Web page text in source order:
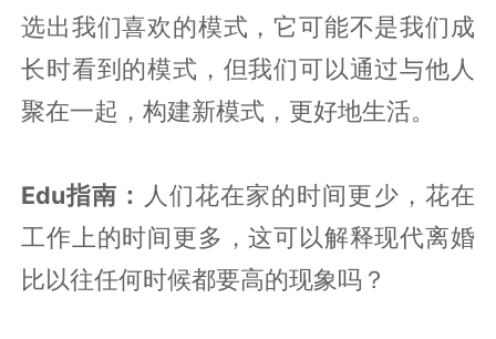
选出我们喜欢的模式，它可能不是我们成
长时看到的模式，但我们可以通过与他人
聚在一起，构建新模式，更好地生活。
Edu指南：
人们花在家的时间更少，花在
工作上的时间更多，这可以解释现代离婚
比以往任何时候都要高的现象吗？